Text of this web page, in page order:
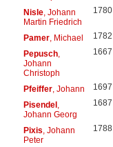
Nisle, Johann
Martin Friedrich
1780
Pamer, Michael 1782
Pepusch,
Johann
Christoph
1667
Pfeiffer, Johann 1697
Pisendel,
Johann Georg
1687
Pixis , Johann
Peter
1788